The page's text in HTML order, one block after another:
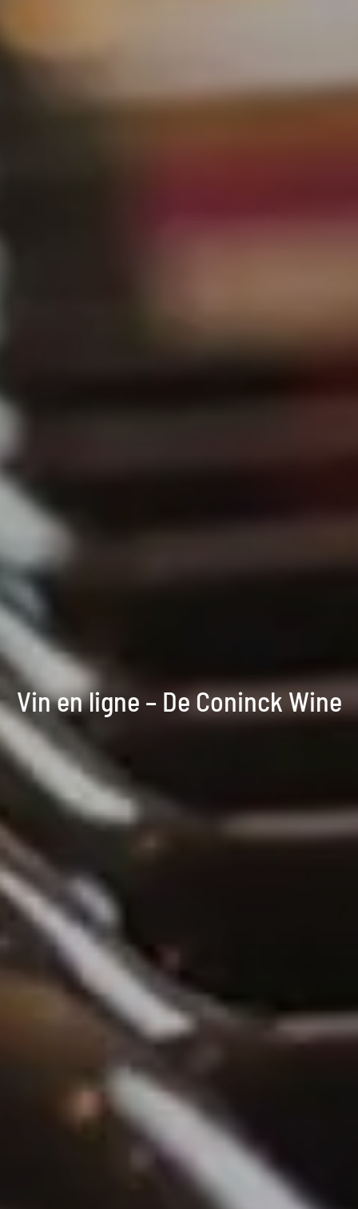
Vin en ligne – De Coninck Wine